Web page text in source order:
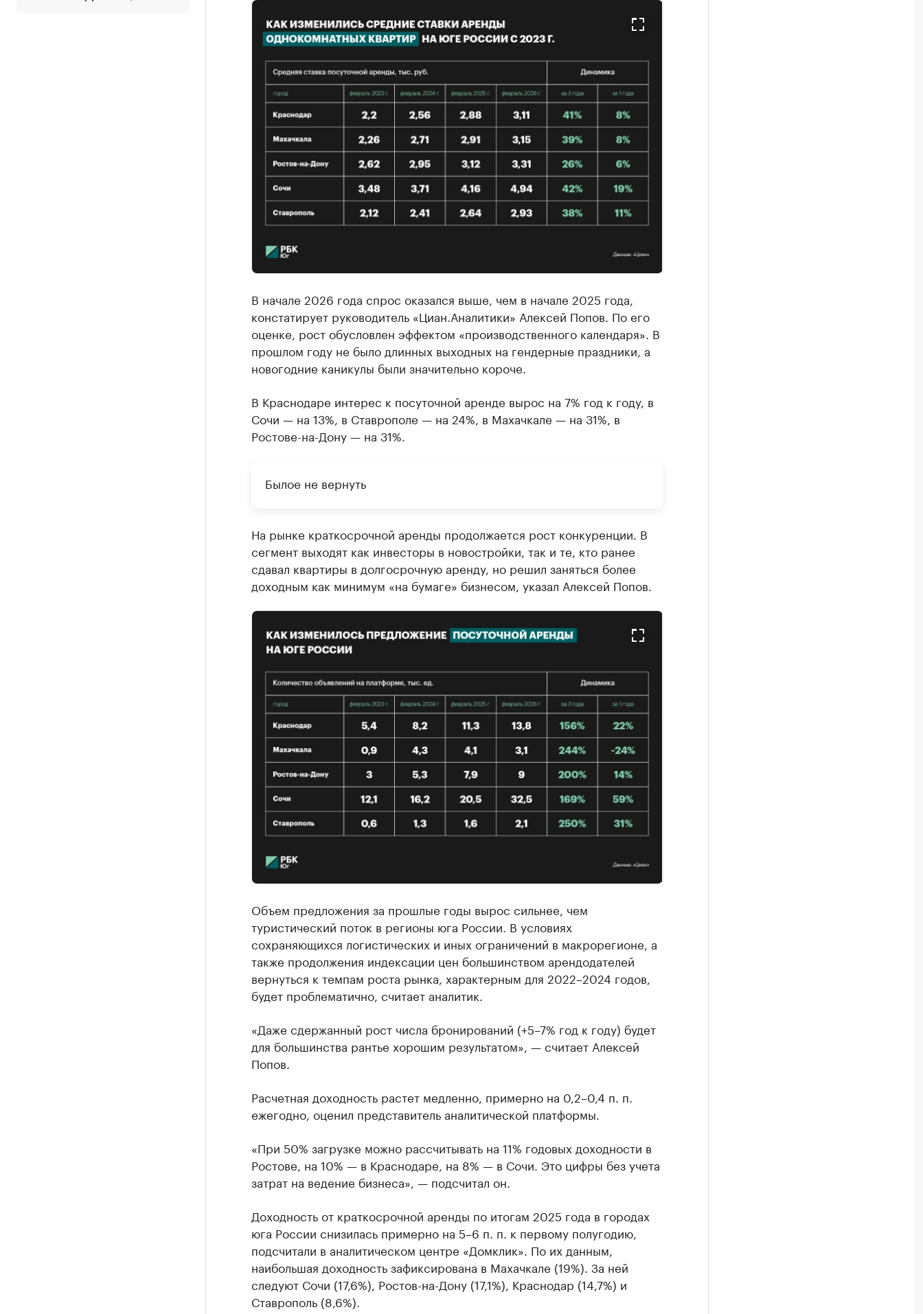
В начале 2026 года спрос оказался выше, чем в начале 2025 года,
констатирует руководитель «Циан.Аналитики» Алексей Попов. По его
оценке, рост обусловлен эффектом «производственного календаря». В
прошлом году не было длинных выходных на гендерные праздники, а
новогодние каникулы были значительно короче.
В Краснодаре интерес к посуточной аренде вырос на 7% год к году, в
Сочи — на 13%, в Ставрополе — на 24%, в Махачкале — на 31%, в
Ростове-на-Дону — на 31%.
Былое не вернуть
На рынке краткосрочной аренды продолжается рост конкуренции. В
сегмент выходят как инвесторы в новостройки, так и те, кто ранее
сдавал квартиры в долгосрочную аренду, но решил заняться более
доходным как минимум «на бумаге» бизнесом, указал Алексей Попов.
Объем предложения за прошлые годы вырос сильнее, чем
туристический поток в регионы юга России. В условиях
сохраняющихся логистических и иных ограничений в макрорегионе, а
также продолжения индексации цен большинством арендодателей
вернуться к темпам роста рынка, характерным для 2022–2024 годов,
будет проблематично, считает аналитик.
«Даже сдержанный рост числа бронирований (+5–7% год к году) будет
для большинства рантье хорошим результатом», — считает Алексей
Попов.
Расчетная доходность растет медленно, примерно на 0,2–0,4 п. п.
ежегодно, оценил представитель аналитической платформы.
«При 50% загрузке можно рассчитывать на 11% годовых доходности в
Ростове, на 10% — в Краснодаре, на 8% — в Сочи. Это цифры без учета
затрат на ведение бизнеса», — подсчитал он.
Доходность от краткосрочной аренды по итогам 2025 года в городах
юга России снизилась примерно на 5–6 п. п. к первому полугодию,
подсчитали в аналитическом центре «Домклик». По их данным,
наибольшая доходность зафиксирована в Махачкале (19%). За ней
следуют Сочи (17,6%), Ростов-на-Дону (17,1%), Краснодар (14,7%) и
Ставрополь (8,6%).